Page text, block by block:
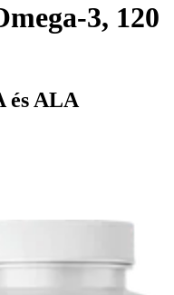
3, 120
és ALA